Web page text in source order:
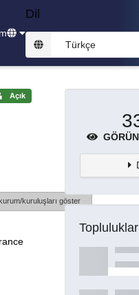
Dil
Türkçe
Açık
kuruluşları göster
Topluluklar